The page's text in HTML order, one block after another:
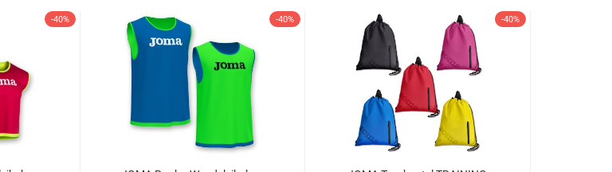
-40% -40% -40%